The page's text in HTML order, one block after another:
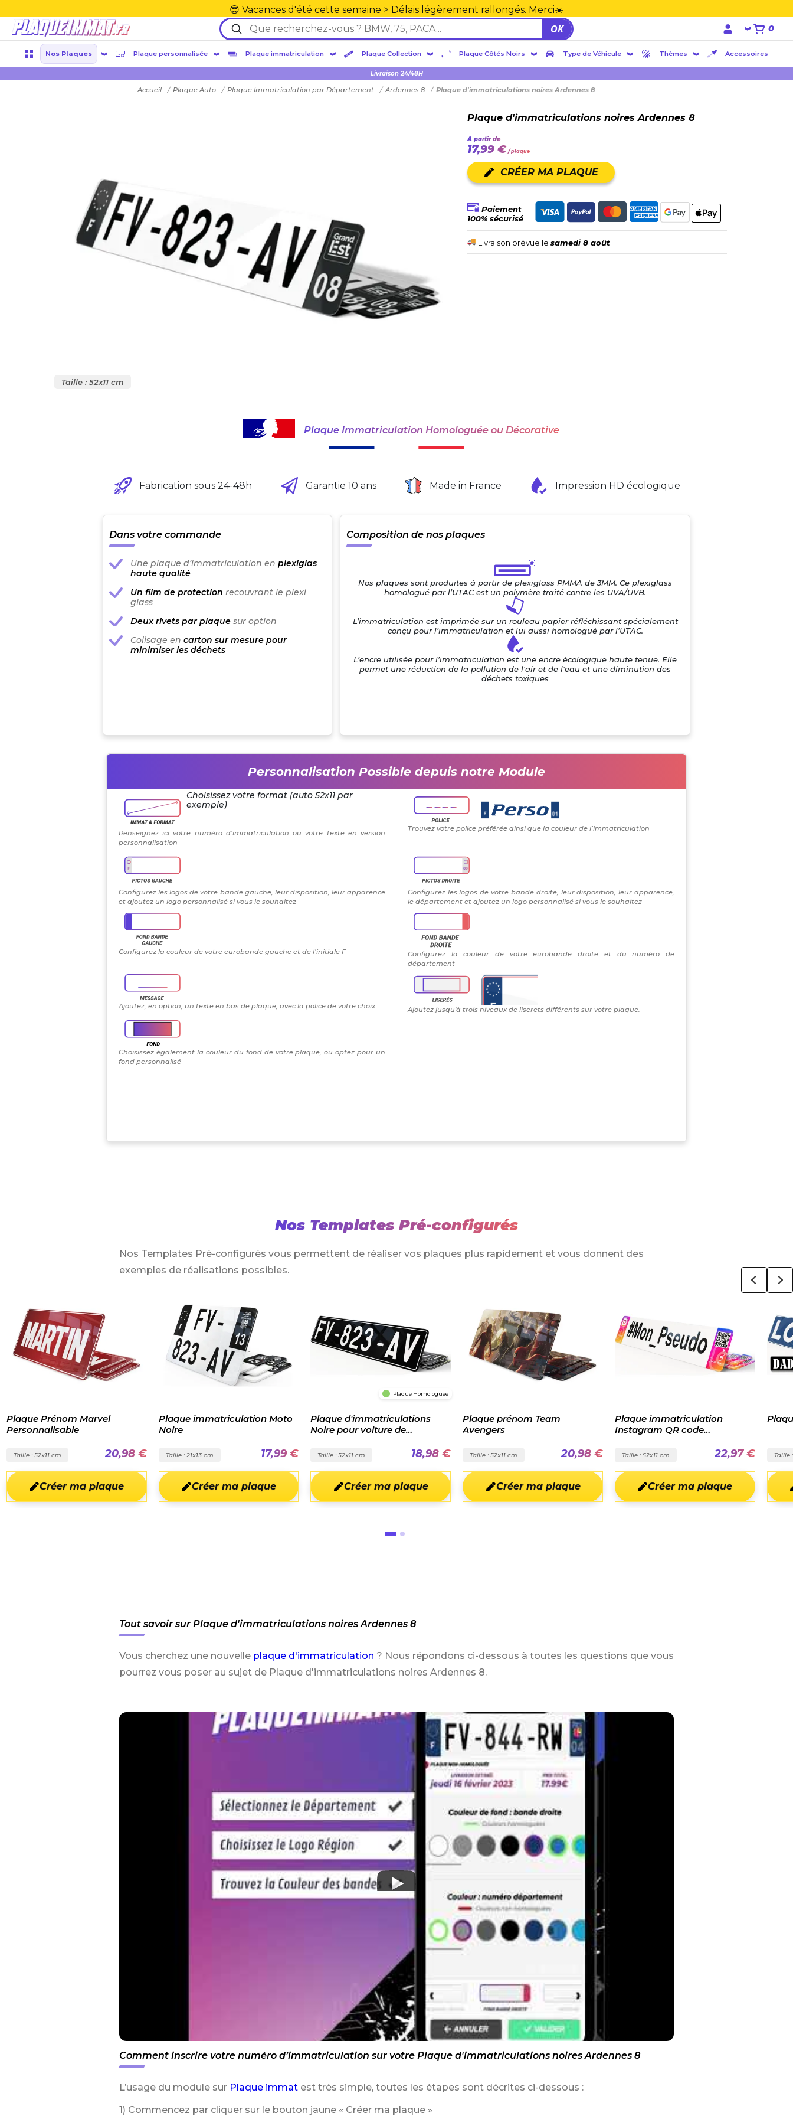
😎 Vacances d'été cette semaine > Délais légèrement rallongés. Merci☀️
OK 0
Nos Plaques Plaque personnalisée Plaque immatriculation Plaque Collection Plaque Côtés Noirs Type de Véhicule Thèmes Accessoires
Livraison 24/48H
Plexiglas en PMMA supérieure
Accueil Plaque Auto Plaque Immatriculation par Département Ardennes 8 Plaque d'immatriculations noires Ardennes 8
Taille : 52x11 cm
Plaque d'immatriculations noires Ardennes 8
À partir de
17,99 € / plaque
CRÉER MA PLAQUE
Paiement
100% sécurisé
Livraison prévue le samedi 8 août
Plaque Immatriculation Homologuée ou Décorative
Fabrication sous 24-48h Garantie 10 ans Made in France Impression HD écologique
Dans votre commande
Une plaque d’immatriculation en plexiglas
haute qualité
Un film de protection recouvrant le plexi
glass
Deux rivets par plaquesur option
Colisage en carton sur mesure pour
minimiser les déchets
Composition de nos plaques
Nos plaques sont produites à partir de plexiglass PMMA de 3MM. Ce plexiglass
homologué par l’UTAC est un polymère traité contre les UVA/UVB.
L’immatriculation est imprimée sur un rouleau papier réfléchissant spécialement
conçu pour l’immatriculation et lui aussi homologué par l’UTAC.
L’encre utilisée pour l’immatriculation est une encre écologique haute tenue. Elle
permet une réduction de la pollution de l'air et de l'eau et une diminution des
déchets toxiques
Personnalisation Possible depuis notre Module
Choisissez votre format (auto 52x11 par
exemple)
Renseignez ici votre numéro d’immatriculation ou votre texte en version
personnalisation
Trouvez votre police préférée ainsi que la couleur de l’immatriculation
Configurez les logos de votre bande gauche, leur disposition, leur apparence
et ajoutez un logo personnalisé si vous le souhaitez
Configurez les logos de votre bande droite, leur disposition, leur apparence,
le département et ajoutez un logo personnalisé si vous le souhaitez
Configurez la couleur de votre eurobande gauche et de l’initiale F
Configurez la couleur de votre eurobande droite et du numéro de
département
Ajoutez, en option, un texte en bas de plaque, avec la police de votre choix Ajoutez jusqu'à trois niveaux de liserets différents sur votre plaque.
Choisissez également la couleur du fond de votre plaque, ou optez pour un
fond personnalisé
Nos Templates Pré-configurés
Nos Templates Pré-configurés vous permettent de réaliser vos plaques plus rapidement et vous donnent des
exemples de réalisations possibles.
€
Plaque immatriculation Moto
Noire
Taille : 21x13 cm 17,99 €
Créer ma plaque
Plaque d'immatriculations
Taille : 52x11 cm 18,98 €
Créer ma plaque
Plaque prénom Team
Avengers
Taille : 52x11 cm 20,98 €
Créer ma plaque
Plaque immatriculation
Instagram QR code
Taille : 52x11 cm 22,97 €
Créer ma plaque
Plaque Personnalisée Surnom
Taille : 52x11 cm 22,97 €
Créer ma plaque
Tout savoir sur Plaque d'immatriculations noires Ardennes 8
Vous cherchez une nouvelle plaque d'immatriculation ? Nous répondons ci-dessous à toutes les questions que vous
pourrez vous poser au sujet de Plaque d'immatriculations noires Ardennes 8.
Comment inscrire votre numéro d’immatriculation sur votre Plaque d'immatriculations noires Ardennes 8
L’usage du module sur Plaque immatest très simple, toutes les étapes sont décrites ci-dessous :
1) Commencez par cliquer sur le bouton jaune « Créer ma plaque »